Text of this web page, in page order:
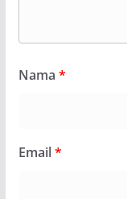
Nama *
Email*